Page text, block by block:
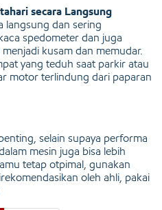
secara Langsung
langsung dan sering
spedometer dan juga
kusam dan memudar.
yang teduh saat parkir atau
motor terlindung dari paparan
selain supaya performa
mesin juga bisa lebih
tetap otpimal, gunakan
oleh ahli, pakai